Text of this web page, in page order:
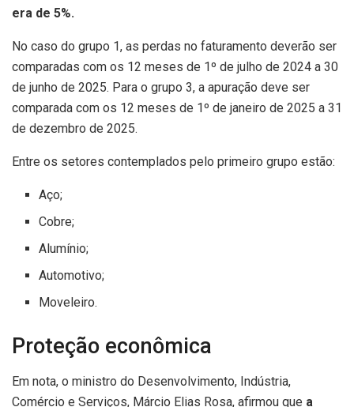
era de 5%.
No caso do grupo 1, as perdas no faturamento deverão ser
comparadas com os 12 meses de 1º de julho de 2024 a 30
de junho de 2025. Para o grupo 3, a apuração deve ser
comparada com os 12 meses de 1º de janeiro de 2025 a 31
de dezembro de 2025.
Entre os setores contemplados pelo primeiro grupo estão:
Aço;
Cobre;
Alumínio;
Automotivo;
Moveleiro.
Proteção econômica
Em nota, o ministro do Desenvolvimento, Indústria,
Comércio e Serviços, Márcio Elias Rosa, afirmou que a